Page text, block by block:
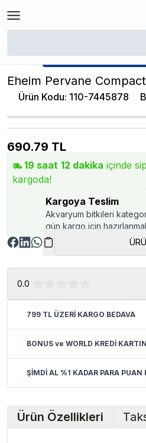
/
★ Atakan Petshop,
Eheim Pervane Compact
Ürün Kodu: 110-7445878
690.79 TL
19 saat 12 dakika içinde
kargoda!
Kargoya Teslim
Akvaryum bitkileri
gün kargo için
0.0
799 TL ÜZERİ KARGO BEDAVA
BONUS ve WORLD KREDİ
ŞİMDİ AL %1 KADAR PARA PUAN
Ürün Özellikleri